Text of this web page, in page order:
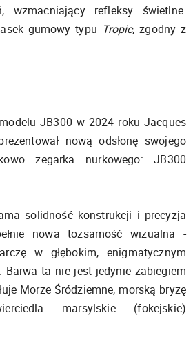
wzmacniający refleksy świetlne.
gumowy typu Tropic, zgodny z
JB300 w 2024 roku Jacques
nową odsłonę swojego
zegarka nurkowego: JB300
solidność konstrukcji i precyzja
nowa tożsamość wizualna -
w głębokim, enigmatycznym
Barwa ta nie jest jedynie zabiegiem
Morze Śródziemne, morską bryzę
marsylskie (fokejskie)